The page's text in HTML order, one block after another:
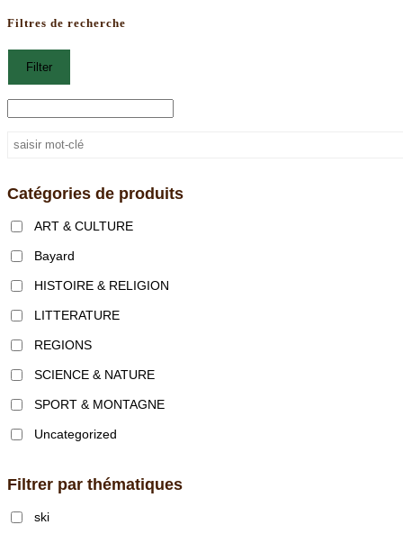
Filtres de recherche
Filter
Catégories de produits
ART & CULTURE
Bayard
HISTOIRE & RELIGION
LITTERATURE
REGIONS
SCIENCE & NATURE
SPORT & MONTAGNE
Uncategorized
Filtrer par thématiques
ski